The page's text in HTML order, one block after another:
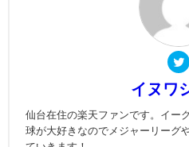
イヌワ
仙台在住の楽天ファンです。イー
球が大好きなのでメジャーリーグ